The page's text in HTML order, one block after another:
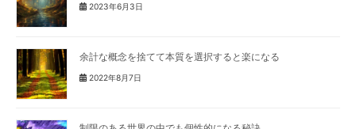
2023年6月3日
余計な概念を捨てて本質を選択すると楽になる
2022年8月7日